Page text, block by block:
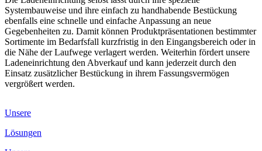
Systembauweise und ihre einfach zu handhabende Bestückung
ebenfalls eine schnelle und einfache Anpassung an neue
Gegebenheiten zu. Damit können Produktpräsentationen bestimmter
Sortimente im Bedarfsfall kurzfristig in den Eingangsbereich oder in
die Nähe der Laufwege verlagert werden. Weiterhin fördert unsere
Ladeneinrichtung den Abverkauf und kann jederzeit durch den
Einsatz zusätzlicher Bestückung in ihrem Fassungsvermögen
vergrößert werden.
Unsere
Lösungen